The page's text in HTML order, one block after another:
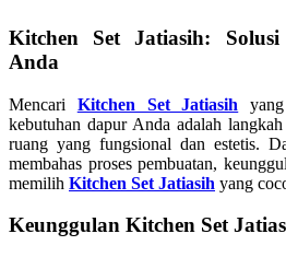
Kitchen Set Jatiasih:
Anda
Mencari Kitchen Set Jatiasih
kebutuhan dapur Anda adalah
ruang yang fungsional dan estetis.
membahas proses pembuatan,
memilih Kitchen Set Jatiasih yang
Keunggulan Kitchen Set